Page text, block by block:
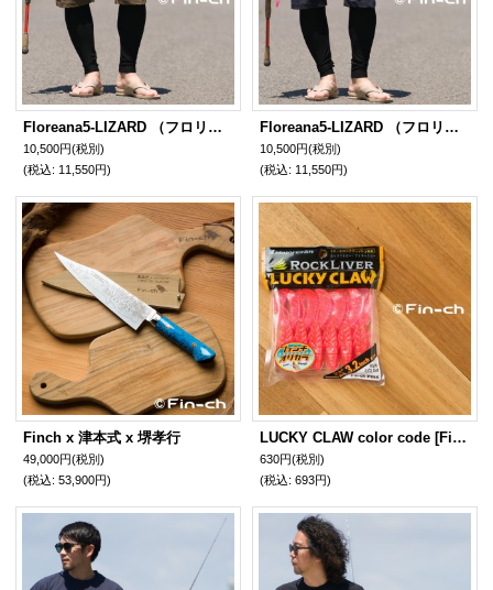
Floreana5-LIZARD （フロリアナ5リザード）山吹茶色（やまぶきちゃ）
10,500円(税別)
(税込: 11,550円)
Floreana5-LIZARD （フロリアナ5リザード）鈍色（にびいろ）
10,500円(税別)
(税込: 11,550円)
Finch x 津本式 x 堺孝行
49,000円(税別)
(税込: 53,900円)
LUCKY CLAW color code [Fin-ch]
630円(税別)
(税込: 693円)